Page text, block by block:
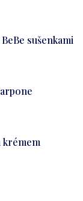
sušenkami
krémem